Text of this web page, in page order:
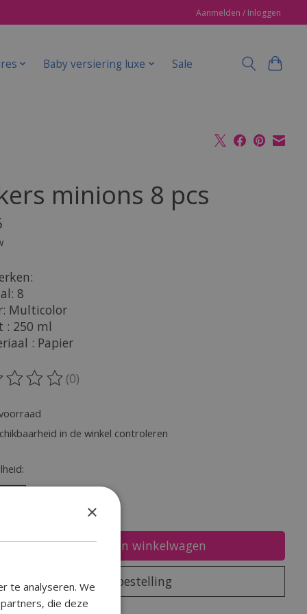
Aanmelden / Inloggen
Baby versiering luxe Sale
minions 8 pcs
8
Multicolor
: 250 ml
: Papier
van dit product is
(0)
in de winkel controleren
Toevoegen aan winkelwagen
Plaats bestelling
×
te analyseren. We
die deze